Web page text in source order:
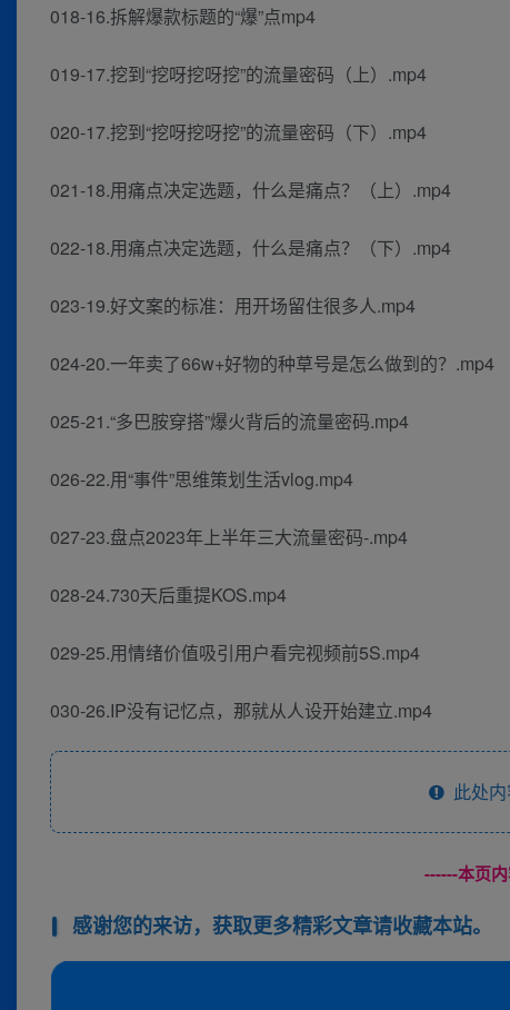
018-16.拆解爆款标题的“爆”点mp4
019-17.挖到“挖呀挖呀挖”的流量密码（上）.mp4
020-17.挖到“挖呀挖呀挖”的流量密码（下）.mp4
021-18.用痛点决定选题，什么是痛点？（上）.mp4
022-18.用痛点决定选题，什么是痛点？（下）.mp4
023-19.好文案的标准：用开场留住很多人.mp4
024-20.一年卖了66w+好物的种草号是怎么做到的？.mp4
025-21.“多巴胺穿搭”爆火背后的流量密码.mp4
026-22.用“事件”思维策划生活vlog.mp4
027-23.盘点2023年上半年三大流量密码-.mp4
028-24.730天后重提KOS.mp4
029-25.用情绪价值吸引用户看完视频前5S.mp4
030-26.IP没有记忆点，那就从人设开始建立.mp4
此处
------本页
感谢您的来访，获取更多精彩文章请收藏本站。